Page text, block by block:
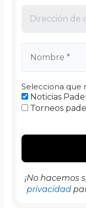
Selecciona que
Noticias Padel
Torneos
¡No hacemos
privacidad